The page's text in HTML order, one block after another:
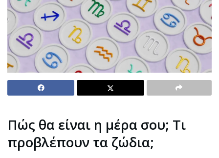
Πώς θα είναι η μέρα σου; Τι
προβλέπουν τα ζώδια;